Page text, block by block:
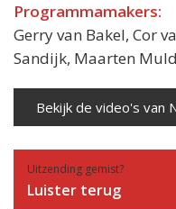
Programmamakers:
Gerry van Bakel, Cor
Sandijk, Maarten
Bekijk de video's van
Uitzending gemist?
Luister terug